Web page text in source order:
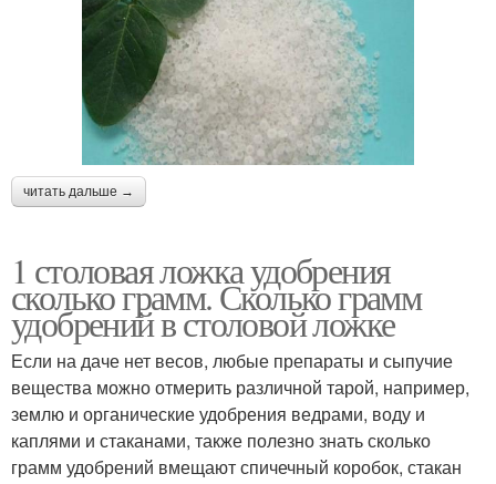
читать дальше →
1 столовая ложка удобрения
сколько грамм. Сколько грамм
удобрений в столовой ложке
Если на даче нет весов, любые препараты и сыпучие
вещества можно отмерить различной тарой, например,
землю и органические удобрения ведрами, воду и
каплями и стаканами, также полезно знать сколько
грамм удобрений вмещают спичечный коробок, стакан